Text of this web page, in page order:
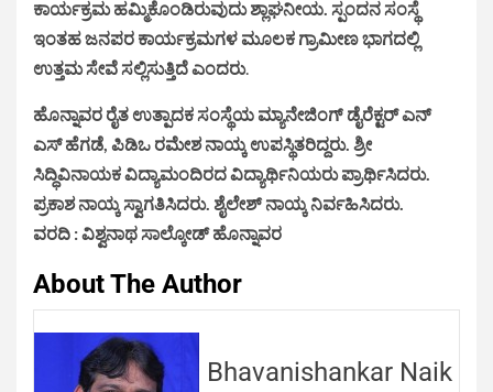
ಕಾರ್ಯಕ್ರಮ ಹಮ್ಮಿಕೊಂಡಿರುವುದು ಶ್ಲಾಘನೀಯ. ಸ್ಪಂದನ ಸಂಸ್ಥೆ
ಇಂತಹ ಜನಪರ ಕಾರ್ಯಕ್ರಮಗಳ ಮೂಲಕ ಗ್ರಾಮೀಣ ಭಾಗದಲ್ಲಿ
ಉತ್ತಮ ಸೇವೆ ಸಲ್ಲಿಸುತ್ತಿದೆ ಎಂದರು.
ಹೊನ್ನಾವರ ರೈತ ಉತ್ಪಾದಕ ಸಂಸ್ಥೆಯ ಮ್ಯಾನೇಜಿಂಗ್ ಡೈರೆಕ್ಟರ್ ಎನ್
ಎಸ್ ಹೆಗಡೆ, ಪಿಡಿಒ ರಮೇಶ ನಾಯ್ಕ ಉಪಸ್ಥಿತರಿದ್ದರು. ಶ್ರೀ
ಸಿದ್ಧಿವಿನಾಯಕ ವಿದ್ಯಾಮಂದಿರದ ವಿದ್ಯಾರ್ಥಿನಿಯರು ಪ್ರಾರ್ಥಿಸಿದರು.
ಪ್ರಕಾಶ ನಾಯ್ಕ ಸ್ವಾಗತಿಸಿದರು. ಶೈಲೇಶ್ ನಾಯ್ಕ ನಿರ್ವಹಿಸಿದರು.
ವರದಿ : ವಿಶ್ವನಾಥ ಸಾಲ್ಕೋಡ್ ಹೊನ್ನಾವರ
About The Author
Bhavanishankar Naik